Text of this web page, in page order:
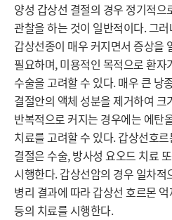
양성 갑상선 결절의 경우 정기적
관찰을 하는 것이 일반적이다. 그
갑상선종이 매우 커지면서 증상을
필요하며, 미용적인 목적으로 환자
수술을 고려할 수 있다. 매우 큰 낭
결절안의 액체 성분을 제거하여 크
반복적으로 커지는 경우에는 에탄
치료를 고려할 수 있다. 갑상선호
결절은 수술, 방사성 요오드 치료
시행한다. 갑상선암의 경우 일차
병리 결과에 따라 갑상선 호르몬
등의 치료를 시행한다.